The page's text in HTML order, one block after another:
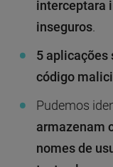
interceptara
inseguros
5 aplicações
código
Pudemos
armazenam
nomes de